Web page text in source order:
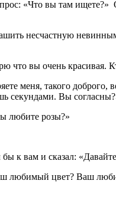
«Что вы там ищете?»
несчастную
что вы очень красивая.
меня, такого доброго,
секундами. Вы
любите розы?»
к вам и сказал:
любимый цвет? Ваш